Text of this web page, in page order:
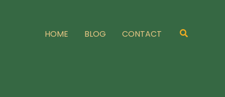
HOME BLOG CONTACT Zoeken